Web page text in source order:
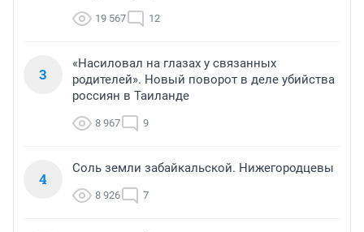
19 567 12
3
«Насиловал на глазах у связанных
родителей». Новый поворот в деле убийства
россиян в Таиланде
8 967 9
4
Соль земли забайкальской. Нижегородцевы
8 926 7